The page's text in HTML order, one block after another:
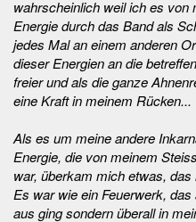
wahrscheinlich weil ich es von
Energie durch das Band als
jedes Mal an einem anderen
dieser Energien an die
freier und als die ganze
eine Kraft in meinem Rücken...
Als es um meine andere
Energie, die von meinem
war, überkam mich etwas,
Es war wie ein Feuerwerk,
aus ging sondern überall in